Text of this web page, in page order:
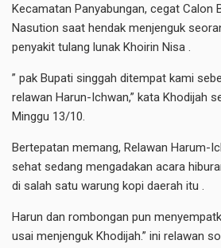
Kecamatan Panyabungan, cegat Calon
Nasution saat hendak menjenguk
penyakit tulang lunak Khoirin Nisa .
” pak Bupati singgah ditempat kami
relawan Harun-Ichwan,” kata Khodijah
Minggu 13/10.
Bertepatan memang, Relawan Harum-
sehat sedang mengadakan acara
di salah satu warung kopi daerah itu .
Harun dan rombongan pun
usai menjenguk Khodijah.” ini relawan